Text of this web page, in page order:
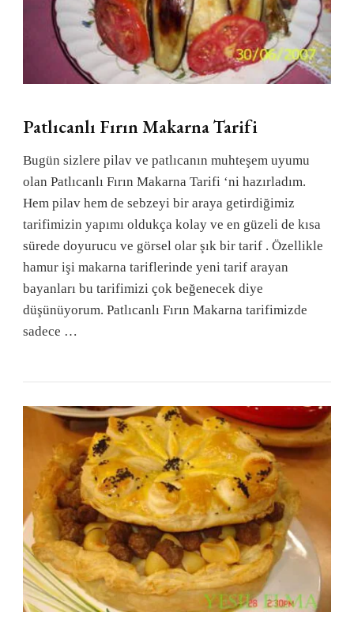
Patlıcanlı Fırın Makarna Tarifi
Bugün sizlere pilav ve patlıcanın muhteşem uyumu
olan Patlıcanlı Fırın Makarna Tarifi ‘ni hazırladım.
Hem pilav hem de sebzeyi bir araya getirdiğimiz
tarifimizin yapımı oldukça kolay ve en güzeli de kısa
sürede doyurucu ve görsel olar şık bir tarif . Özellikle
hamur işi makarna tariflerinde yeni tarif arayan
bayanları bu tarifimizi çok beğenecek diye
düşünüyorum. Patlıcanlı Fırın Makarna tarifimizde
sadece …